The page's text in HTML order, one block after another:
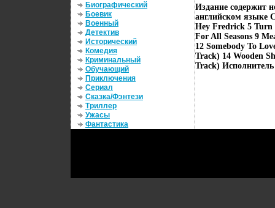
Биографический
Боевик
Военный
Детектив
Исторический
Комедия
Криминальный
Обучающий
Приключения
Сериал
Сказка/Фэнтези
Триллер
Ужасы
Фантастика
Издание содержит
английском языке
Hey Fredrick 5 Turn
For All Seasons 9
12 Somebody To
Track) 14 Wooden
Track)